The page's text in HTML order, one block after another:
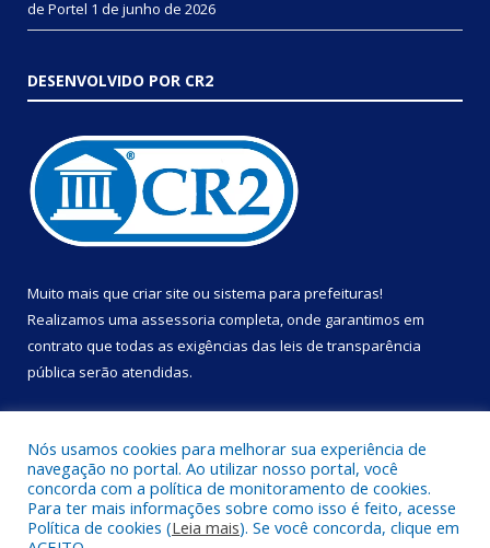
de Portel 1 de junho de 2026
DESENVOLVIDO POR CR2
Muito mais que criar site ou sistema para prefeituras!
Realizamos uma assessoria completa, onde garantimos em
contrato que todas as exigências das leis de transparência
pública serão atendidas.
Todos os direitos reservados a Prefeitura Municipal de Portel.
Nós usamos cookies para melhorar sua experiência de
navegação no portal. Ao utilizar nosso portal, você
concorda com a política de monitoramento de cookies.
Para ter mais informações sobre como isso é feito, acesse
Política de cookies (Leia mais). Se você concorda, clique em